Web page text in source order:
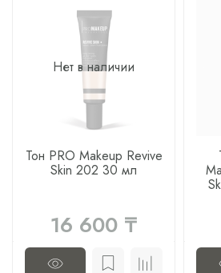
Нет в наличии
Тон PRO Makeup Revive
Skin 202 30 мл
16 600 ₸